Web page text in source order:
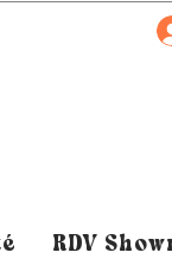
RDV